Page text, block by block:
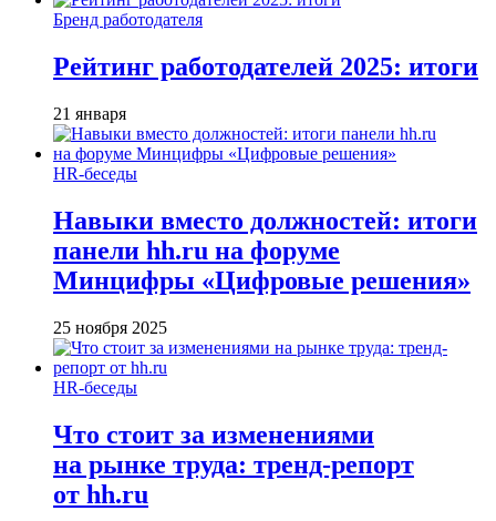
Бренд работодателя
Рейтинг работодателей 2025: итоги
21 января
HR-беседы
Навыки вместо должностей: итоги
панели hh.ru на форуме
Минцифры «Цифровые решения»
25 ноября 2025
HR-беседы
Что стоит за изменениями
на рынке труда: тренд-репорт
от hh.ru